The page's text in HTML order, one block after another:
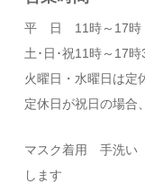
平 日 11時～17時
土･日･祝11時～17時
火曜日・水曜日は定
定休日が祝日の場合
マスク着用 手洗い
します